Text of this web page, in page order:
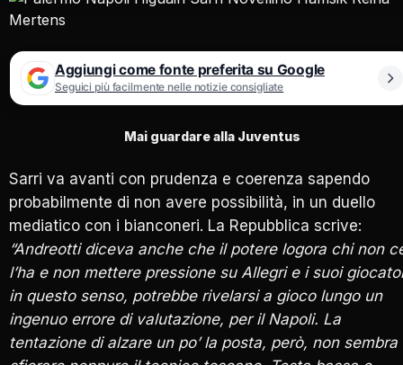
Aggiungi come fonte preferita su Google
Seguici più facilmente nelle notizie consigliate
Mai guardare alla Juventus
Sarri va avanti con prudenza e coerenza sapendo
probabilmente di non avere possibilità, in un duello
mediatico con i bianconeri. La Repubblica scrive:
“Andreotti diceva anche che il potere logora chi non
l’ha e non mettere pressione su Allegri e i suoi
in questo senso, potrebbe rivelarsi a gioco lungo un
ingenuo errore di valutazione, per il Napoli. La
tentazione di alzare un po’ la posta, però, non sembra